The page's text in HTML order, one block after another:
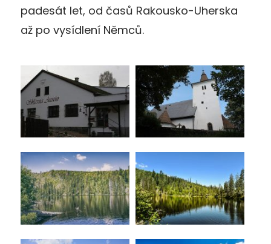
padesát let, od časů Rakousko-Uherska
až po vysídlení Němců.